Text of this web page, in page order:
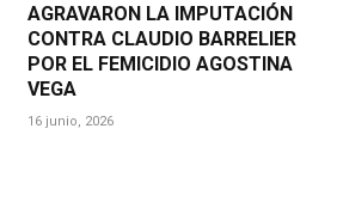
AGRAVARON LA IMPUTACIÓN
CONTRA CLAUDIO BARRELIER
POR EL FEMICIDIO AGOSTINA
VEGA
16 junio, 2026